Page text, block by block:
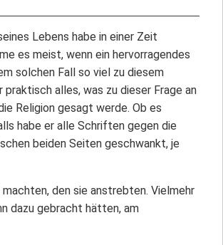
Lebens habe in einer Zeit
es meist, wenn ein hervorragendes
solchen Fall so viel zu diesem
alles, was zu dieser Frage an
Religion gesagt werde. Ob es
habe er alle Schriften gegen die
beiden Seiten geschwankt, je
den sie anstrebten. Vielmehr
dazu gebracht hätten, am